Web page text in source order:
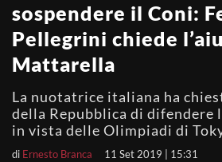
sospendere il Coni:
Pellegrini chiede
Mattarella
La nuotatrice italiana ha
della Repubblica di
in vista delle Olimpiadi di
di Ernesto Branca 11 Set 2019 | 15:31